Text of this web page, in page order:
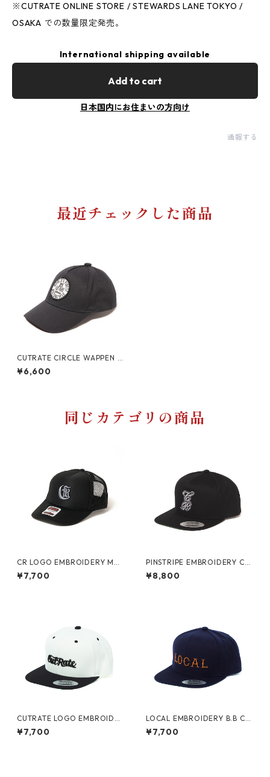
※CUTRATE ONLINE STORE / STEWARDS LANE TOKYO /
OSAKA での数量限定発売。
International shipping available
Add to cart
日本国内にお住まいの方向け
通報する
最近チェックした商品
CUTRATE CIRCLE WAPPEN C
AP
¥6,600
同じカテゴリの商品
CR LOGO EMBROIDERY MES
H CAP
¥7,700
PINSTRIPE EMBROIDERY CA
P
¥8,800
CUTRATE LOGO EMBROIDER
Y B.B CAP
¥7,700
LOCAL EMBROIDERY B.B CA
P
¥7,700